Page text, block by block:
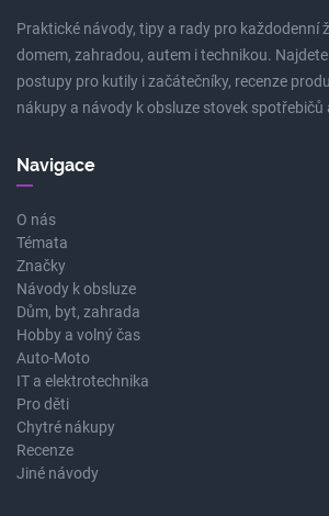
Praktické návody, tipy a rady pro každodenní
domem, zahradou, autem i technikou.
postupy pro kutily i začátečníky, recenze
nákupy a návody k obsluze stovek spotřebičů
Navigace
O nás
Témata
Značky
Návody k obsluze
Dům, byt, zahrada
Hobby a volný čas
Auto-Moto
IT a elektrotechnika
Pro děti
Chytré nákupy
Recenze
Jiné návody